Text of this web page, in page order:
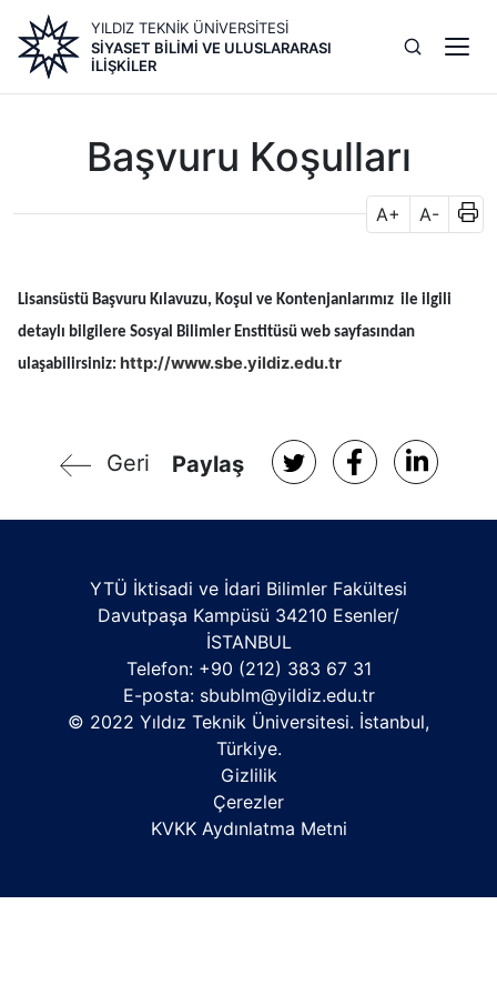
içeriğe
atla
YILDIZ TEKNİK ÜNİVERSİTESİ
SIYASET BILIMI VE ULUSLARARASI
İLIŞKILER
Başvuru Koşulları
A+ A-
Lisansüstü Başvuru Kılavuzu, Koşul ve Kontenjanlarımız ile ilgili
detaylı bilgilere Sosyal Bilimler Enstitüsü web sayfasından
ulaşabilirsiniz: http://www.sbe.yildiz.edu.tr
Geri Paylaş
YTÜ İktisadi ve İdari Bilimler Fakültesi
Davutpaşa Kampüsü 34210 Esenler/
İSTANBUL
Telefon: +90 (212) 383 67 31
E-posta: sbublm@yildiz.edu.tr
© 2022 Yıldız Teknik Üniversitesi. İstanbul,
Türkiye.
Gizlilik
Çerezler
KVKK Aydınlatma Metni